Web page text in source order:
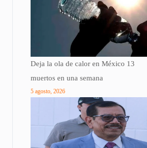
Deja la ola de calor en México 13
muertos en una semana
5 agosto, 2026